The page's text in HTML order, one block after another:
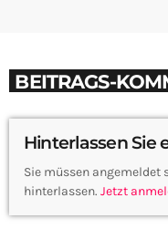
BEITRAGS-
Hinterlassen Sie
Sie müssen angemeldet
hinterlassen. Jetzt